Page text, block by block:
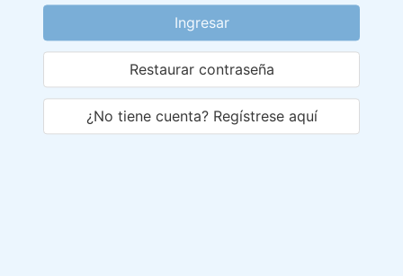
Ingresar
Restaurar contraseña
¿No tiene cuenta? Regístrese aquí